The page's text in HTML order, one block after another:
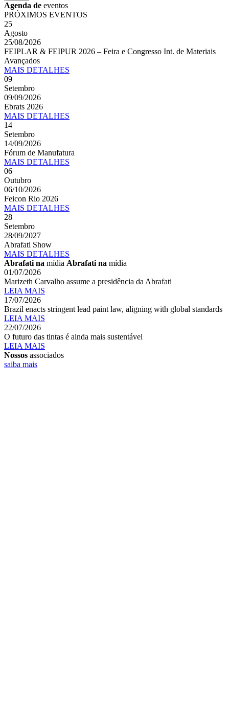
Agenda de eventos
PRÓXIMOS EVENTOS
25
Agosto
25/08/2026
FEIPLAR & FEIPUR 2026 – Feira e Congresso Int. de Materiais
Avançados
MAIS DETALHES
09
Setembro
09/09/2026
Ebrats 2026
MAIS DETALHES
14
Setembro
14/09/2026
Fórum de Manufatura
MAIS DETALHES
06
Outubro
06/10/2026
Feicon Rio 2026
MAIS DETALHES
28
Setembro
28/09/2027
Abrafati Show
MAIS DETALHES
Abrafati na mídia Abrafati na mídia
01/07/2026
Marizeth Carvalho assume a presidência da Abrafati
LEIA MAIS
17/07/2026
Brazil enacts stringent lead paint law, aligning with global standards
LEIA MAIS
22/07/2026
O futuro das tintas é ainda mais sustentável
LEIA MAIS
Nossos associados
saiba mais